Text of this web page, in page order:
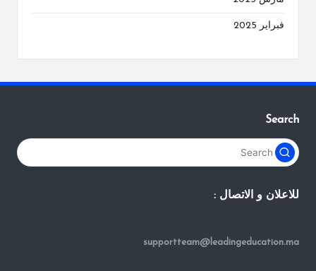
فبراير 2025
Search
للاعلان و الاتصال :
supportteam@leadingeducation.ma